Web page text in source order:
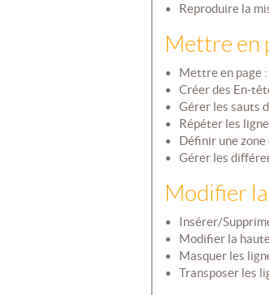
Reproduire la
Mettre en
Mettre en page
Créer des En-
Gérer les sauts
Répéter les
Définir une zone
Gérer les
Modifier
Insérer/
Modifier la
Masquer les
Transposer les